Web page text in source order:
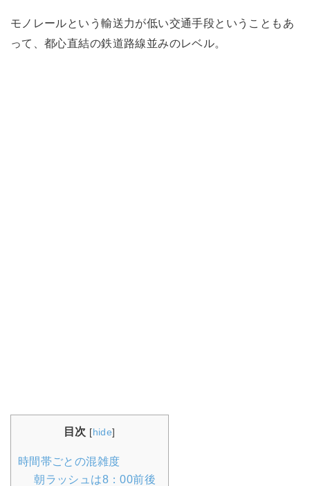
モノレールという輸送力が低い交通手段ということもあ
って、都心直結の鉄道路線並みのレベル。
目次 [hide]
時間帯ごとの混雑度
朝ラッシュは8：00前後